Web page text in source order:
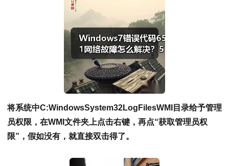
将系统中C:WindowsSystem32LogFilesWMI目录给予管理
员权限，在WMI文件夹上点击右键，再点“获取管理员权
限”，假如没有，就直接双击得了。